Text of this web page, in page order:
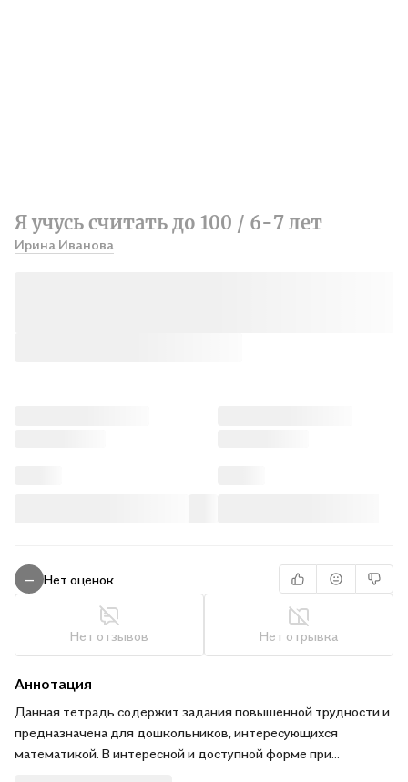
Я учусь считать до 100 / 6-7 лет
Ирина Иванова
— Нет оценок
Нет отзывов Нет отрывка
Аннотация
Данная тетрадь содержит задания повышенной трудности и
предназначена для дошкольников, интересующихся
математикой. В интересной и доступной форме при